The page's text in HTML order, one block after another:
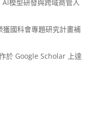
模型研發與跨域商管人
國科會專題研究計畫補
於 Google Scholar 上達